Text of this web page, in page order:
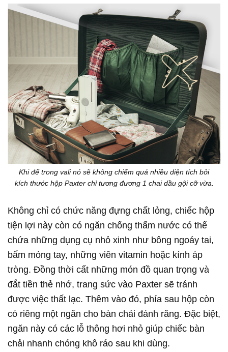
Khi để trong vali nó sẽ không chiếm quá nhiều diện tích bởi
kích thước hộp Paxter chỉ tương đương 1 chai dầu gội cỡ vừa.
Không chỉ có chức năng đựng chất lỏng, chiếc hộp
tiện lợi này còn có ngăn chống thấm nước có thể
chứa những dụng cụ nhỏ xinh như bông ngoáy tai,
bấm móng tay, những viên vitamin hoặc kính áp
tròng. Đồng thời cất những món đồ quan trọng và
đắt tiền thẻ nhớ, trang sức vào Paxter sẽ tránh
được việc thất lạc. Thêm vào đó, phía sau hộp còn
có riêng một ngăn cho bàn chải đánh răng. Đặc biệt,
ngăn này có các lỗ thông hơi nhỏ giúp chiếc bàn
chải nhanh chóng khô ráo sau khi dùng.